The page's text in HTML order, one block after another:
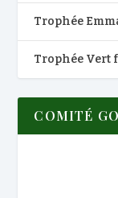
Trophée
Trophée Vert
COMITÉ